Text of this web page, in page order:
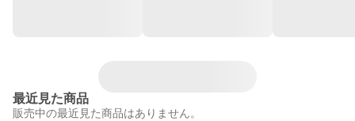
最近見た商品
販売中の最近見た商品はありません。